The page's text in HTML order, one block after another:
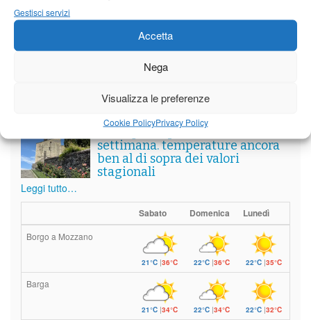
Gestisci servizi
Accetta
Nega
Visualizza le preferenze
Cookie PolicyPrivacy Policy
Il tempo di questo fine
settimana. temperature ancora
ben al di sopra dei valori
stagionali
Leggi tutto…
Sabato Domenica Lunedì
Borgo a Mozzano
21°C|36°C 22°C|36°C 22°C |35°C
Barga
21°C|34°C 22°C|34°C 22°C |32°C